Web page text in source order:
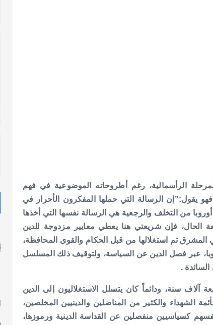
الرأسمالية، رغم أطروحاته الموضوعية في فهم
فهو يقول:”إن الرسالة التي حملها المفكرون الأحرار في
من التخلف والرجعية هي الرسالة نفسها التي أخذها
عبر التاريخ”، ] السابق، ص80 [. وبطبيعة الحال، فإن شريعتي هنا يعطي معايير مزدوجة للدين
المشرق تم استغلالها من قبل الحكام والقوى المحافظة،
عبر فصل الدين عن السياسة، ولتوقيف ذلك المسلسل
.
آلاف سنة، ودائماً كان يتسلل الاستغلاليون إلى الدين
الشهداء والكثير من المناضلين والدينيين المخلصين،
كسياسيين منفصلين عن القداسة الدينية ورموزها،